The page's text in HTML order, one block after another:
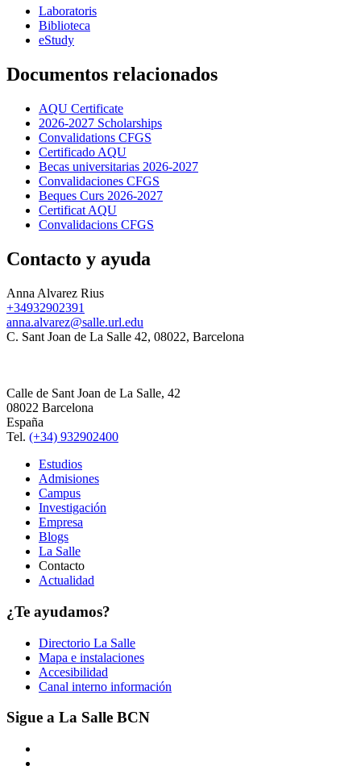
Laboratoris
Biblioteca
eStudy
Documentos relacionados
AQU Certificate
2026-2027 Scholarships
Convalidations CFGS
Certificado AQU
Becas universitarias 2026-2027
Convalidaciones CFGS
Beques Curs 2026-2027
Certificat AQU
Convalidacions CFGS
Contacto y ayuda
Anna Alvarez Rius
+34932902391
anna.alvarez@salle.url.edu
C. Sant Joan de La Salle 42, 08022, Barcelona
Calle de Sant Joan de La Salle, 42
08022 Barcelona
España
Tel. (+34) 932902400
Estudios
Admisiones
Campus
Investigación
Empresa
Blogs
La Salle
Contacto
Actualidad
¿Te ayudamos?
Directorio La Salle
Mapa e instalaciones
Accesibilidad
Canal interno información
Sigue a La Salle BCN